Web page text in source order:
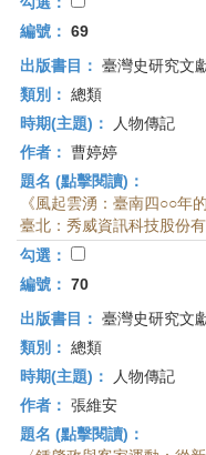
編號： 69
出版書目： 臺灣史研究文
類別： 總類
時期(主題)：
人物傳記
作者： 曹婷婷
題名 (點擊閱讀)：
《風起雲湧：臺南四○○年
臺北：秀威資訊科技股份
勾選：
編號： 70
出版書目： 臺灣史研究文
類別： 總類
時期(主題)：
人物傳記
作者： 張維安
題名 (點擊閱讀)：